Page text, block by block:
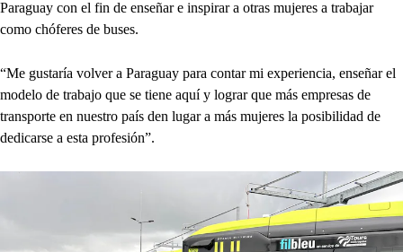
Paraguay con el fin de enseñar e inspirar a otras mujeres a trabajar
como chóferes de buses.
“Me gustaría volver a Paraguay para contar mi experiencia, enseñar el
modelo de trabajo que se tiene aquí y lograr que más empresas de
transporte en nuestro país den lugar a más mujeres la posibilidad de
dedicarse a esta profesión”.